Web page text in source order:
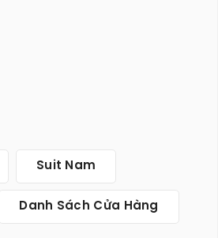
Suit Nam
Danh Sách Cửa Hàng